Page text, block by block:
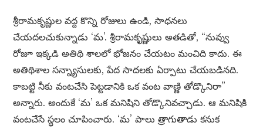
శ్రీరామకృష్ణుల వద్ద కొన్ని రోజులు ఉండి, సాధనలు
చేయదలచుకున్నాడు ‘మ’. శ్రీరామకృష్ణులు అతడితో, “నువ్వు
రోజూ ఇక్కడి అతిథి శాలలో భోజనం చేయటం మంచిది కాదు. ఈ
అతిథిశాల సన్న్యాసులకు, పేద సాదలకు ఏర్పాటు చేయబడినది.
కాబట్టి నీకు వంటచేసి పెట్టడానికి ఒక వంట వాణ్ణి తోడ్కొనిరా”
అన్నారు. అందుకే ‘మ’ ఒక మనిషిని తోడ్కొనివచ్చాడు. ఆ మనిషికి
వంటచేసే స్థలం చూపించారు. ‘మ’ పాలు త్రాగుతాడు కనుక